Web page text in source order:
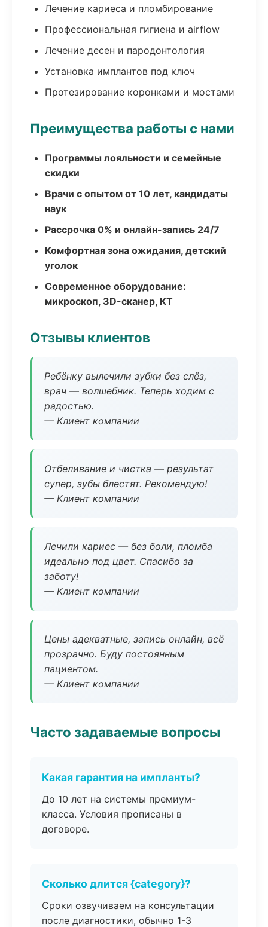
Лечение кариеса и пломбирование
Профессиональная гигиена и airflow
Лечение десен и пародонтология
Установка имплантов под ключ
Протезирование коронками и мостами
Преимущества работы с нами
Программы лояльности и семейные
скидки
Врачи с опытом от 10 лет, кандидаты
наук
Рассрочка 0% и онлайн-запись 24/7
Комфортная зона ожидания, детский
уголок
Современное оборудование:
микроскоп, 3D-сканер, КТ
Отзывы клиентов
Ребёнку вылечили зубки без слёз,
врач — волшебник. Теперь ходим с
радостью.
— Клиент компании
Отбеливание и чистка — результат
супер, зубы блестят. Рекомендую!
— Клиент компании
Лечили кариес — без боли, пломба
идеально под цвет. Спасибо за
заботу!
— Клиент компании
Цены адекватные, запись онлайн, всё
прозрачно. Буду постоянным
пациентом.
— Клиент компании
Часто задаваемые вопросы
Какая гарантия на импланты?
До 10 лет на системы премиум-
класса. Условия прописаны в
договоре.
Сколько длится {category}?
Сроки озвучиваем на консультации
после диагностики, обычно 1-3